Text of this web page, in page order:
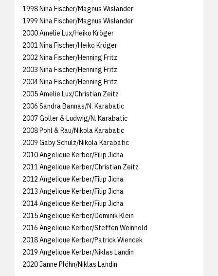
1998 Nina Fischer/Magnus Wislander
1999 Nina Fischer/Magnus Wislander
2000 Amelie Lux/Heiko Kröger
2001 Nina Fischer/Heiko Kröger
2002 Nina Fischer/Henning Fritz
2003 Nina Fischer/Henning Fritz
2004 Nina Fischer/Henning Fritz
2005 Amelie Lux/Christian Zeitz
2006 Sandra Bannas/N. Karabatic
2007 Goller & Ludwig/N. Karabatic
2008 Pohl & Rau/Nikola Karabatic
2009 Gaby Schulz/Nikola Karabatic
2010 Angelique Kerber/Filip Jicha
2011 Angelique Kerber/Christian Zeitz
2012 Angelique Kerber/Filip Jicha
2013 Angelique Kerber/Filip Jicha
2014 Angelique Kerber/Filip Jicha
2015 Angelique Kerber/Dominik Klein
2016 Angelique Kerber/Steffen Weinhold
2018 Angelique Kerber/Patrick Wiencek
2019 Angelique Kerber/Niklas Landin
2020 Janne Plöhn/Niklas Landin